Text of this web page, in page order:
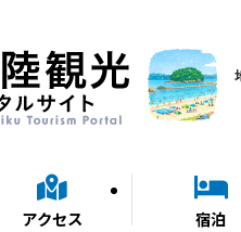
アクセス 宿泊